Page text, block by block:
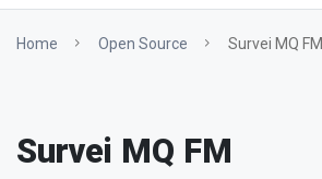
Home Open Source Survei MQ FM
Survei MQ FM